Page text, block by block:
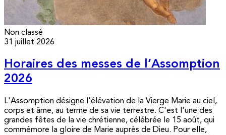
Non classé
31 juillet 2026
Horaires des messes de l’Assomption
2026
L'Assomption désigne l'élévation de la Vierge Marie au ciel,
corps et âme, au terme de sa vie terrestre. C'est l'une des
grandes fêtes de la vie chrétienne, célébrée le 15 août, qui
commémore la gloire de Marie auprès de Dieu. Pour elle,